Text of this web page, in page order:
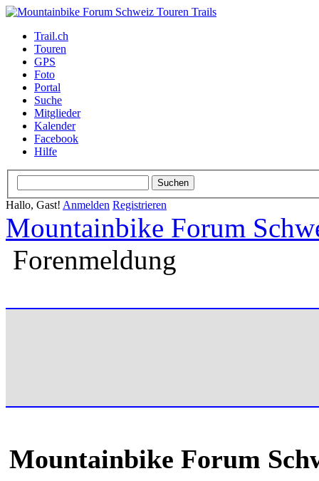
Trail.ch
Touren
GPS
Foto
Portal
Suche
Mitglieder
Kalender
Facebook
Hilfe
Hallo, Gast! Anmelden Registrieren
Mountainbike Forum
Forenmeldung
Mountainbike Forum